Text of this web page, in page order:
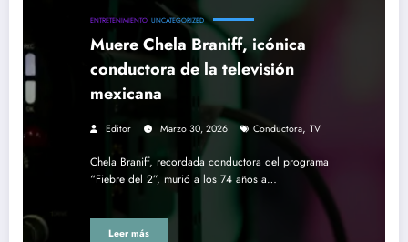
ENTRETENIMIENTO UNCATEGORIZED
Muere Chela Braniff, icónica
conductora de la televisión
mexicana
Editor Marzo 30, 2026 Conductora, TV
Chela Braniff, recordada conductora del programa
“Fiebre del 2”, murió a los 74 años a…
Leer más